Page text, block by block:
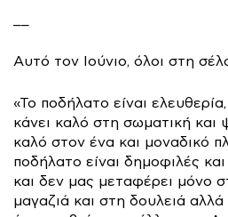
Αυτό τον Ιούνιο, όλοι στη
«Το ποδήλατο είναι
κάνει καλό στη σωματική και
καλό στον ένα και μοναδικό
ποδήλατο είναι δημοφιλές
και δεν μας μεταφέρει μόνο
μαγαζιά και στη δουλειά